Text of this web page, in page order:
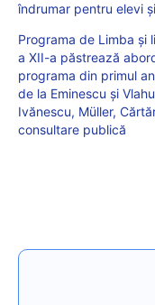
îndrumar pentru elevi
Programa de Limba și
a XII-a păstrează
programa din primul
de la Eminescu și
Ivănescu, Müller,
consultare publică